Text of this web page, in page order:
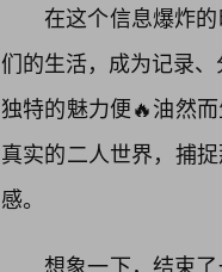
在这个信息爆炸
们的生活，成为记录、
独特的魅力便🔥油然
真实的二人世界，捕
感。
想象一下，结束